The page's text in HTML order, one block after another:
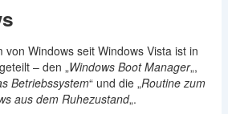
von Windows seit Windows Vista ist in
– den „Windows Boot Manager„,
Betriebssystem“ und die „Routine zum
aus dem Ruhezustand„.